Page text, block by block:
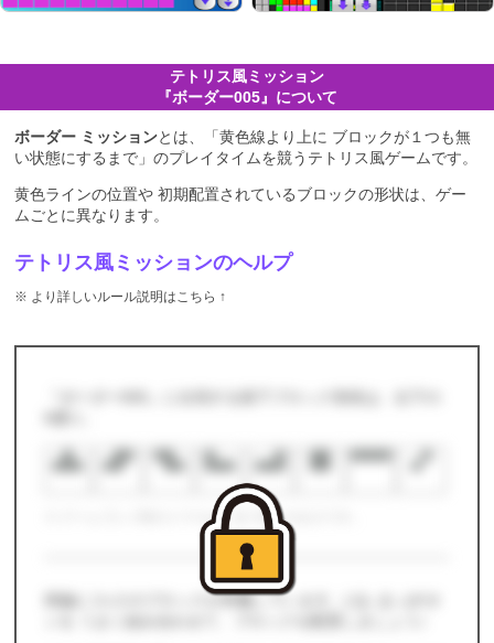
テトリス
ミッション
『ボーダー005』について
ボーダー ミッションとは、「黄色線より上に ブロックが１つも無
い状態にするまで」のプレイタイムを競う テトリス ゲームです。
黄色ラインの位置や 初期配置されているブロックの形状は、ゲー
ムごとに異なります。
テトリス風ミッションのヘルプ
※ より詳しいルール説明はこちら ↑
※ ゲームプレイ時の１マスは、全て同じ大きさです。
両脇に２x２のブロックが邪魔しています。[↓][←][→]ボタ